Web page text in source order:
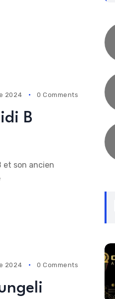
2024 0 Comments
B
et son ancien
2024 0 Comments